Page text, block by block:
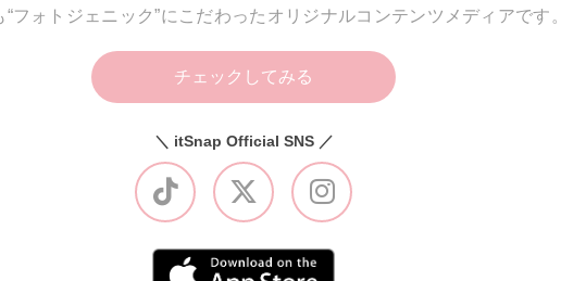
“フォトジェニック”にこだわったオリジナルコンテンツメディアです。
チェックしてみる
＼ itSnap Official SNS ／